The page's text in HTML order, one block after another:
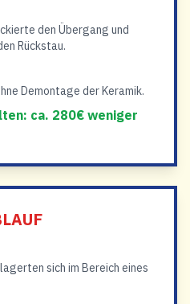
den Übergang und
Rückstau.
Demontage der Keramik.
ca. 280€ weniger
sich im Bereich eines